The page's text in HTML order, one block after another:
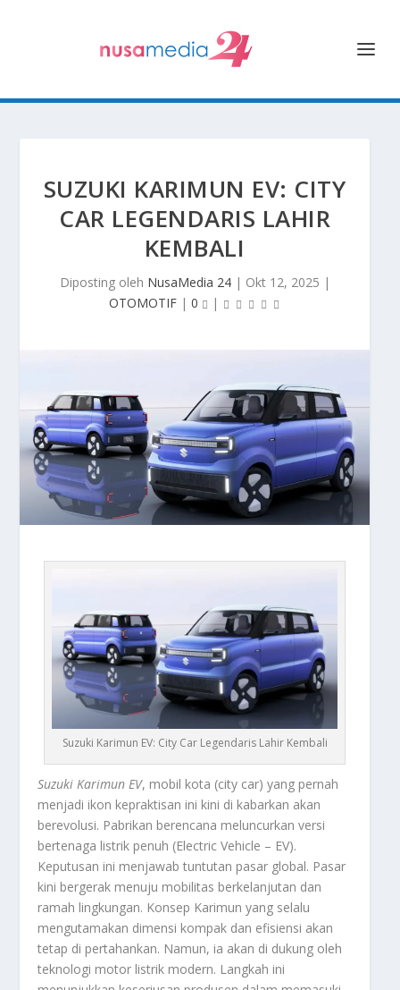
SUZUKI KARIMUN EV: CITY
CAR LEGENDARIS LAHIR
KEMBALI
Diposting oleh NusaMedia 24| Okt 12, 2025 |
OTOMOTIF| 0 |
Suzuki Karimun EV: City Car Legendaris Lahir Kembali
Suzuki Karimun EV, mobil kota (city car) yang pernah
menjadi ikon kepraktisan ini kini di kabarkan akan
berevolusi. Pabrikan berencana meluncurkan versi
bertenaga listrik penuh (Electric Vehicle – EV).
Keputusan ini menjawab tuntutan pasar global. Pasar
kini bergerak menuju mobilitas berkelanjutan dan
ramah lingkungan. Konsep Karimun yang selalu
mengutamakan dimensi kompak dan efisiensi akan
tetap di pertahankan. Namun, ia akan di dukung oleh
teknologi motor listrik modern. Langkah ini